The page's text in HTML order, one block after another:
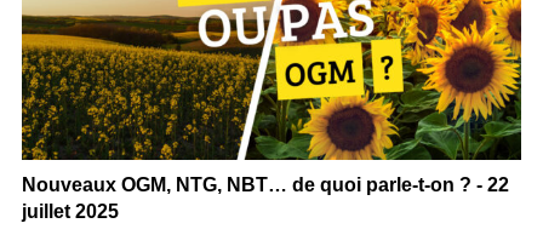
Nouveaux OGM, NTG, NBT… de quoi parle-t-on ? - 22
juillet 2025